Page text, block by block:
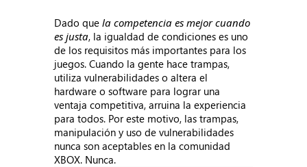
Dado quela competencia es mejor cuando
es justa, la igualdad de condiciones es uno
de los requisitos más importantes para los
juegos. Cuando la gente hace trampas,
utiliza vulnerabilidades o altera el
hardware o software para lograr una
ventaja competitiva, arruina la experiencia
para todos. Por este motivo, las trampas,
manipulación y uso de vulnerabilidades
nunca son aceptables en la comunidad
XBOX. Nunca.